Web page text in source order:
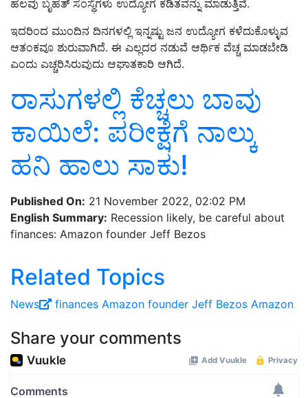
ಹಲವು ಬೃಹತ್‌ ಸಂಸ್ಥೆಗಳು ಉದ್ಯೋಗ ಕಡಿತವನ್ನು ಮಾಡುತ್ತಿವೆ.
ಇದರಿಂದ ಮುಂದಿನ ದಿನಗಳಲ್ಲಿ ಇನ್ನಷ್ಟು ಜನ ಉದ್ಯೋಗ ಕಳೆದುಕೊಳ್ಳುವ
ಆತಂಕವೂ ಶುರುವಾಗಿದೆ. ಈ ಎಲ್ಲದರ ನಡುವೆ ಆರ್ಥಿಕ ವೆಚ್ಚ ಮಾಡಬೇಡಿ
ಎಂದು ಎಚ್ಚರಿಸಿರುವುದು ಆಘಾತಕಾರಿ ಆಗಿದೆ.
ರಾಸುಗಳಲ್ಲಿ ಕೆಚ್ಚಲು ಬಾವು
ಕಾಯಿಲೆ: ಪರೀಕ್ಷೆಗೆ ನಾಲ್ಕು
ಹನಿ ಹಾಲು ಸಾಕು!
Published On: 21 November 2022, 02:02 PM
English Summary: Recession likely, be careful about
finances: Amazon founder Jeff Bezos
Related Topics
News finances Amazon founder Jeff Bezos Amazon
Share your comments